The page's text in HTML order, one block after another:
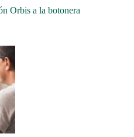
Orbis a la botonera